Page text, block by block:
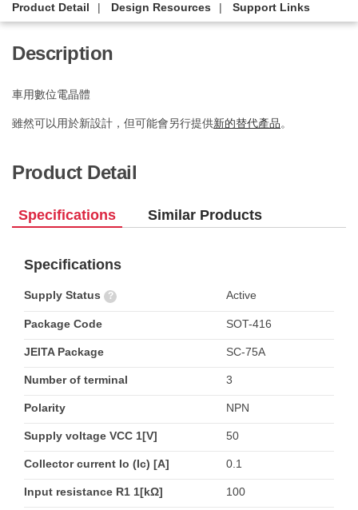
Product Detail Design Resources Support Links
Description
車用數位電晶體
雖然可以用於新設計，但可能會另行提供新的替代產品。
Product Detail
Specifications Similar Products
Specifications
Supply Status ? Active
Package Code SOT-416
JEITA Package SC-75A
Number of terminal 3
Polarity NPN
Supply voltage VCC 1[V] 50
Collector current Io (Ic) [A] 0.1
Input resistance R1 1[kΩ] 100